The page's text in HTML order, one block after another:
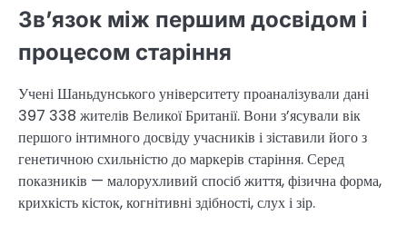
Зв’язок між першим досвідом і
процесом старіння
Учені Шаньдунського університету проаналізували дані
397 338 жителів Великої Британії. Вони з’ясували вік
першого інтимного досвіду учасників і зіставили його з
генетичною схильністю до маркерів старіння. Серед
показників — малорухливий спосіб життя, фізична форма,
крихкість кісток, когнітивні здібності, слух і зір.